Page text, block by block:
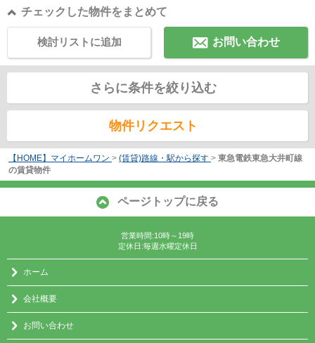
チェックした物件をまとめて
お問い合わせ
検討リストに追加
さらに条件を絞り込む
物件リクエスト
【HOME】マイホームワン > (賃貸)路線・駅から探す > 東急電鉄東急大井町線
の賃貸物件
ページトップに戻る
営業時間:10時～19時
定休日:毎週水曜定休日
ホーム
会社概要
お問い合わせ